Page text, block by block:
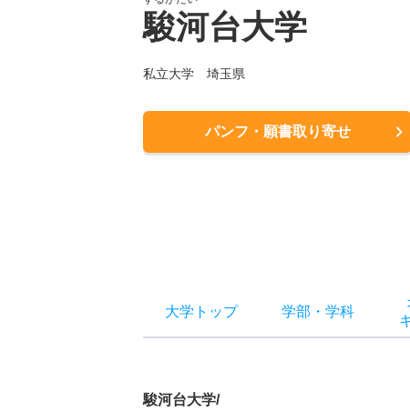
駿河台大学
私立大学 埼玉県
パンフ・願書取り寄せ
大学トップ 学部 ・ 学科
駿河台大学/